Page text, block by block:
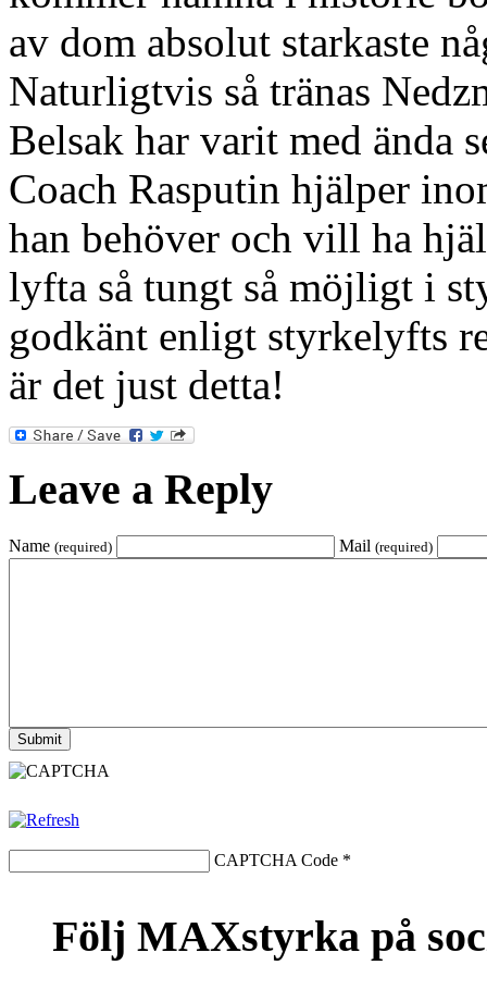
av dom absolut starkaste
Naturligtvis så tränas
Belsak har varit med ända
Coach Rasputin hjälper
han behöver och vill ha
lyfta så tungt så möjligt i
godkänt enligt styrkelyfts
är det just detta!
Leave a Reply
Name (required) Mail (required)
CAPTCHA Code *
Följ MAXstyrka på